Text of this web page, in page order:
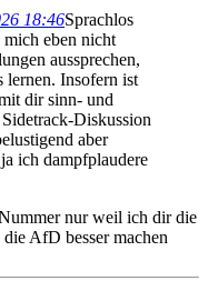
18:46Sprachlos
eben nicht
aussprechen,
lernen. Insofern ist
dir sinn- und
Diskussion
aber
ich dampfplaudere
nur weil ich dir die
AfD besser machen